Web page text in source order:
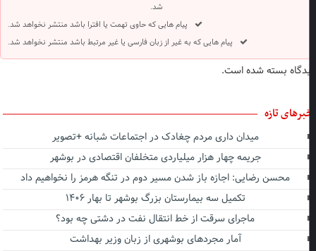
شد.
پیام هایی که حاوی تهمت یا افترا باشد منتشر نخواهد شد.
پیام هایی که به غیر از زبان فارسی یا غیر مرتبط باشد منتشر نخواهد شد.
بسته شده است.
تازه
میدان داری مردم چغادک در اجتماعات شبانه +تصویر
جریمه چهار هزار میلیاردی متخلفان اقتصادی در بوشهر
محسن رضایی: اجازه باز شدن مسیر دوم در تنگه هرمز را نخواهیم داد
تکمیل سه بیمارستان بزرگ بوشهر تا بهار ۱۴۰۶
ماجرای سرقت از خط انتقال نفت در دشتی چه بود؟
آمار مجردهای بوشهری از زبان وزیر بهداشت